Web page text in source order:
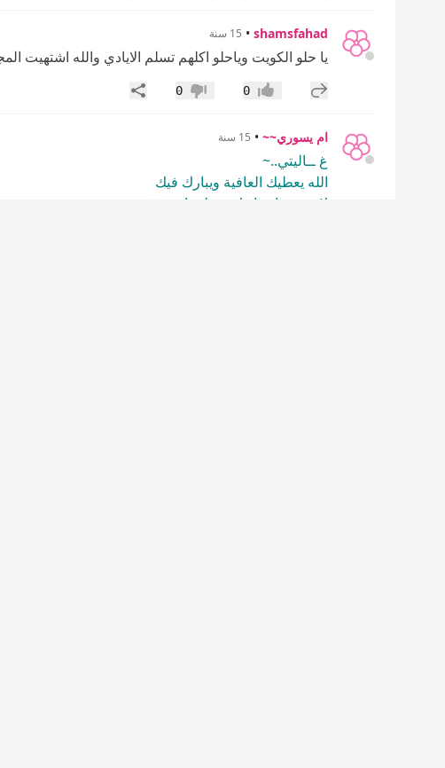
shamsfahad
• 15 سنة
يا حلو الكويت وياحلو اكلهم تسلم الايادي والله اشتهيت
إضافة رد جديد
إعجاب0 عدم إعجاب
0 مشاركة
ام يسوري~~ • 15 سنة
غ ــاليتي..~
الله يعطيك العافية ويبارك فيك
لا تحرمينا روائعك ننتظرها بشوق